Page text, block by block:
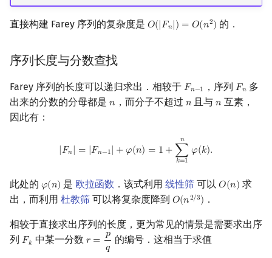
直接构建 Farey 序列的复杂度是 𝑂(|𝐹𝑛|) = 𝑂(𝑛2)
O(| Fn| )= O n2) 的．
序列长度与分数查找
Farey 序列的长度可以递归求出．相较于 𝐹𝑛−1
Fn−1 ，序列 𝐹𝑛
Fn 多
出来的分数的分母都是 𝑛
n ，而分子不超过 𝑛
n 且与𝑛
n 互素，
因此有：
|𝐹𝑛| = |𝐹𝑛−1| +𝜑(𝑛) = 1 +
𝑛
∑
𝑘=1
𝜑(𝑘).
nφ(
此处的 𝜑(𝑛)
φ(n) 是 欧拉函数 ．该式利用线性筛 可以𝑂(𝑛)
O(n) 求
出，而利用 杜教筛 可以将复杂度降到 𝑂(𝑛2/3)
O(n2/3) ．
相较于直接求出序列的长度，更为常见的情景是需要求出序
列 𝐹𝑘
Fk 中某一分数 𝑟 = 𝑝
𝑞
r=p q 的编号．这相当于求值